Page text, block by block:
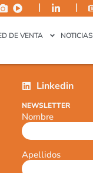
| |
DE VENTA NOTICIAS
Linkedin
NEWSLETTER
Nombre
Apellidos